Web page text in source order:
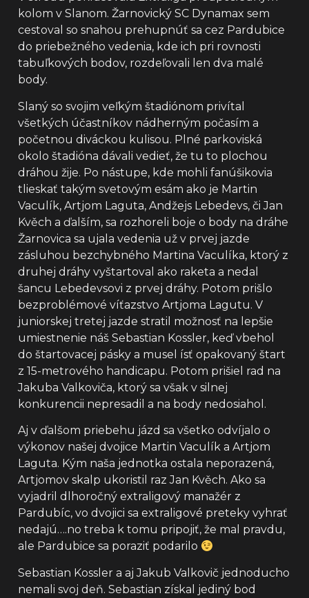
kolom v Slanom. Žarnovický SC Dynamax sem
cestoval so snahou prehupnúť sa cez Pardubice
do priebežného vedenia, kde ich pri rovnosti
tabuľkových bodov, rozdeľovali len dva malé
body.
Slaný so svojim veľkým štadiónom privítal
všetkých účastníkov nádherným počasím a
početnou diváckou kulisou. Plné parkoviská
okolo štadióna dávali vedieť, že tu to plochou
dráhou žije. Po nástupe, kde mohli fanúšikovia
tlieskať takým svetovým esám ako je Martin
Vaculík, Artjom Laguta, Andžejs Lebedevs, či Jan
Kvěch a ďalším, sa rozhoreli boje o body na dráhe
Žarnovica sa ujala vedenia už v prvej jazde
zásluhou bezchybného Martina Vaculíka, ktorý z
druhej dráhy vyštartoval ako raketa a nedal
šancu Lebedevsovi z prvej dráhy. Potom prišlo
bezproblémové víťazstvo Artjoma Lagutu. V
juniorskej tretej jazde stratil možnosť na lepšie
umiestnenie náš Sebastian Kossler, keď vbehol
do štartovacej pásky a musel ísť opakovaný štart
z 15-metrového handicapu. Potom prišiel rad na
Jakuba Valkoviča, ktorý sa však v silnej
konkurencii nepresadil a na body nedosiahol.
Aj v ďalšom priebehu jázd sa všetko odvíjalo o
výkonov našej dvojice Martin Vaculík a Artjom
Laguta. Kým naša jednotka ostala neporazená,
Artjomov skalp ukoristil raz Jan Kvěch. Ako sa
vyjadril dlhoročný extraligový manažér z
Pardubíc, vo dvojici sa extraligové preteky vyhrať
nedajú….no treba k tomu pripojiť, že mal pravdu,
ale Pardubice sa poraziť podarilo
Sebastian Kossler a aj Jakub Valkovič jednoducho
nemali svoj deň. Sebastian získal jediný bod